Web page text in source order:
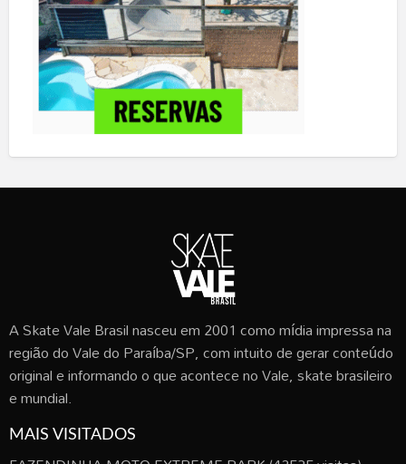
A Skate Vale Brasil nasceu em 2001 como mídia impressa na
região do Vale do Paraíba/SP, com intuito de gerar conteúdo
original e informando o que acontece no Vale, skate brasileiro
e mundial.
MAIS VISITADOS